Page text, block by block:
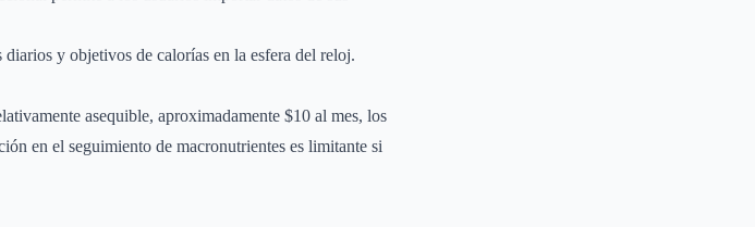
y objetivos de calorías en la esfera del reloj.
asequible, aproximadamente $10 al mes, los
en el seguimiento de macronutrientes es limitante si